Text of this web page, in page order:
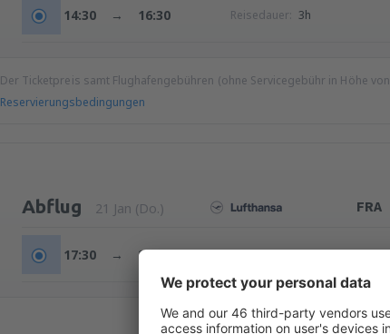
14:30 → 16:30 Reisedauer: 3h
Der Ticketpreis samt Flughafengebühren (ohne Servicegebühr in Höhe von
Reservierungsbedingungen
Abflug 21 Jan (Do.) FRA
17:30 → 21:20 Reisedauer: 2h 50min